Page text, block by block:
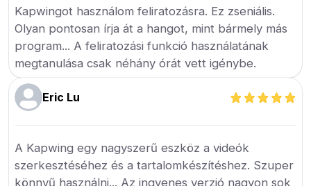
Kapwingot használom feliratozásra. Ez zseniális.
Olyan pontosan írja át a hangot, mint bármely más
program... A feliratozási funkció használatának
megtanulása csak néhány órát vett igénybe.
Eric Lu
A Kapwing egy nagyszerű eszköz a videók
szerkesztéséhez és a tartalomkészítéshez. Szuper
könnyű használni... Az ingyenes verzió nagyon sok